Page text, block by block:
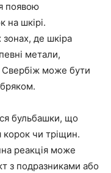
появою
на шкірі.
зонах, де шкіра
метали,
Свербіж може бути
бульбашки, що
чи тріщин.
реакція може
з подразниками або